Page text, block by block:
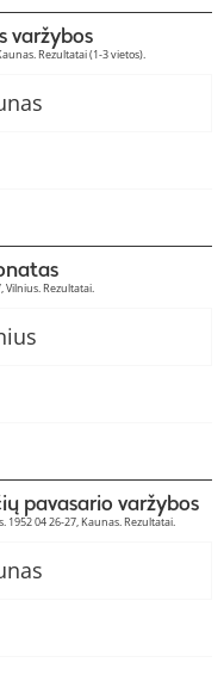
varžybos
Rezultatai (1-3 vietos).
Vilnius. Rezultatai.
pavasario varžybos
04 26-27, Kaunas. Rezultatai.